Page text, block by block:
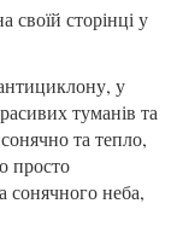
сторінці у
у
туманів та
та тепло,
просто
сонячного неба,